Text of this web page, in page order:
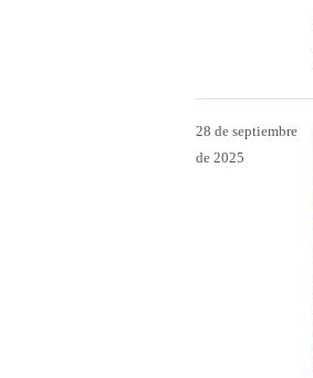
28 de septiembre
de 2025